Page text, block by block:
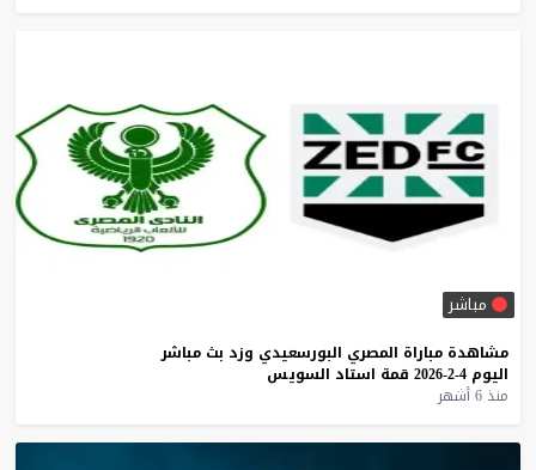
مباشر
مشاهدة مباراة المصري البورسعيدي وزد بث مباشر
اليوم 4-2-2026 قمة استاد السويس
منذ 6 أشهر